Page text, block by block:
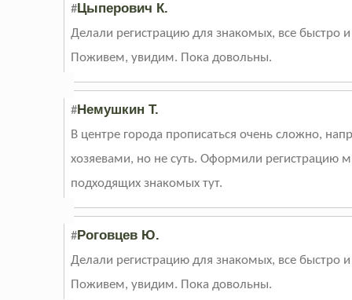
#Цыперович К.
Делали регистрацию для знакомых, все
Поживем, увидим. Пока довольны.
#Немушкин Т.
В центре города прописаться очень сложно,
хозяевами, но не суть. Оформили регистрацию
подходящих знакомых тут.
#Роговцев Ю.
Делали регистрацию для знакомых, все
Поживем, увидим. Пока довольны.